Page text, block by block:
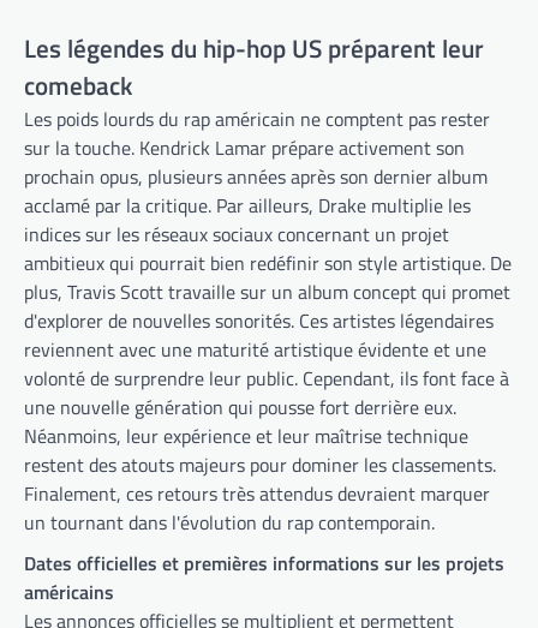
Les légendes du hip-hop US préparent leur
comeback
Les poids lourds du rap américain ne comptent pas rester
sur la touche. Kendrick Lamar prépare activement son
prochain opus, plusieurs années après son dernier album
acclamé par la critique. Par ailleurs, Drake multiplie les
indices sur les réseaux sociaux concernant un projet
ambitieux qui pourrait bien redéfinir son style artistique. De
plus, Travis Scott travaille sur un album concept qui promet
d'explorer de nouvelles sonorités. Ces artistes légendaires
reviennent avec une maturité artistique évidente et une
volonté de surprendre leur public. Cependant, ils font face à
une nouvelle génération qui pousse fort derrière eux.
Néanmoins, leur expérience et leur maîtrise technique
restent des atouts majeurs pour dominer les classements.
Finalement, ces retours très attendus devraient marquer
un tournant dans l'évolution du rap contemporain.
Dates officielles et premières informations sur les projets
américains
Les annonces officielles se multiplient et permettent